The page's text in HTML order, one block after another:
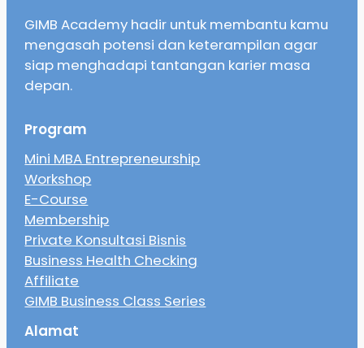
GIMB Academy hadir untuk membantu kamu
mengasah potensi dan keterampilan agar
siap menghadapi tantangan karier masa
depan.
Program
Mini MBA Entrepreneurship
Workshop
E-Course
Membership
Private Konsultasi Bisnis
Business Health Checking
Affiliate
GIMB Business Class Series
Alamat